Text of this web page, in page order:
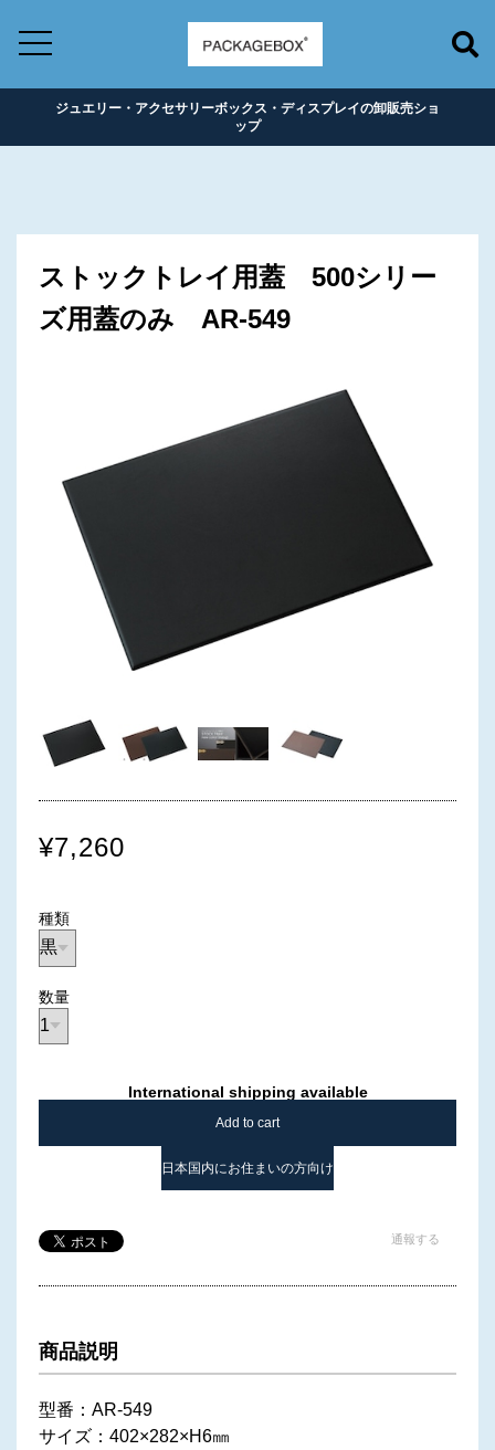
ジュエリー・アクセサリーボックス・ディスプレイの卸販売ショ
ップ
ストックトレイ用蓋 500シリー
ズ用蓋のみ AR-549
¥7,260
種類
数量
International shipping available
Add to cart
日本国内にお住まいの方向け
通報する
商品説明
型番：AR-549
サイズ：402×282×H6㎜